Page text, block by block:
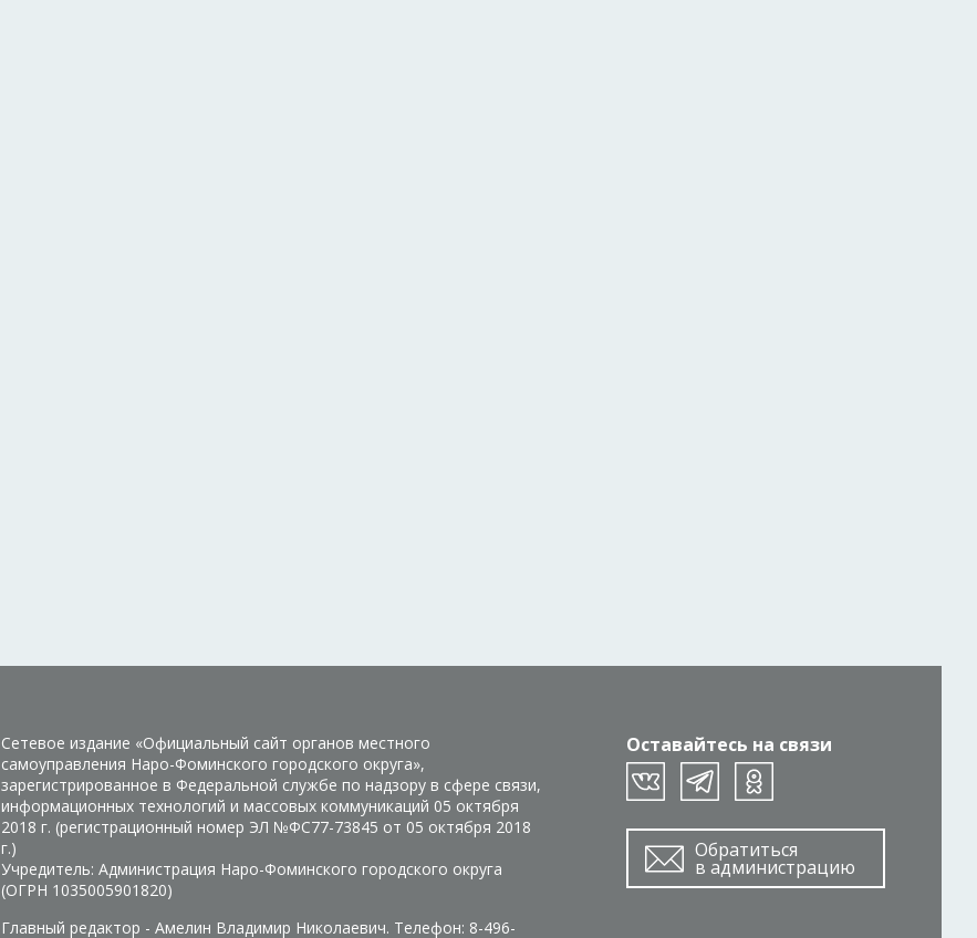
Оставайтесь на связи
Обратиться
в администрацию
Сетевое издание «Официальный сайт органов местного
самоуправления Наро-Фоминского городского округа»,
зарегистрированное в Федеральной службе по надзору в сфере связи,
информационных технологий и массовых коммуникаций 05 октября
2018 г. (регистрационный номер ЭЛ №ФС77-73845 от 05 октября 2018
г.)
Учредитель: Администрация Наро-Фоминского городского округа
(ОГРН 1035005901820)
Главный редактор - Амелин Владимир Николаевич. Телефон: 8-496-